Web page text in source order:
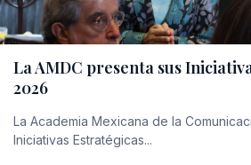
La AMDC presenta sus
2026
La Academia Mexicana de la
Iniciativas Estratégicas...